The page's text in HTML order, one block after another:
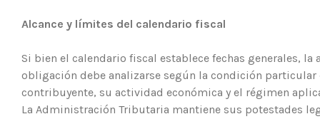
Alcance y límites del calendario fiscal
Si bien el calendario fiscal establece fechas generales, la
obligación debe analizarse según la condición particular
contribuyente, su actividad económica y el régimen
La Administración Tributaria mantiene sus potestades